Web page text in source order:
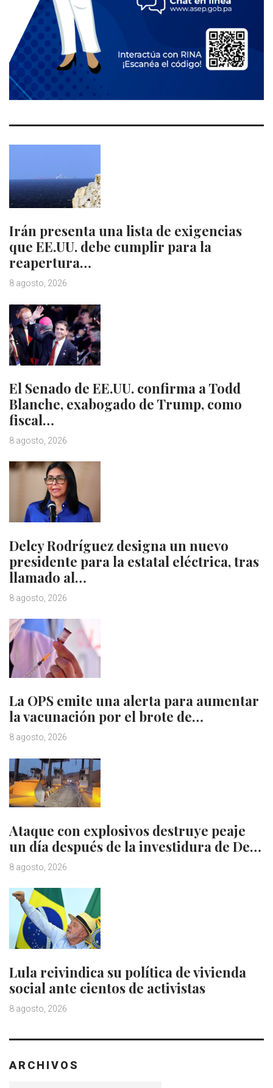
Irán presenta una lista de exigencias
que EE.UU. debe cumplir para la
reapertura…
8 agosto, 2026
El Senado de EE.UU. confirma a Todd
Blanche, exabogado de Trump, como
fiscal…
8 agosto, 2026
Delcy Rodríguez designa un nuevo
presidente para la estatal eléctrica, tras
llamado al…
8 agosto, 2026
La OPS emite una alerta para aumentar
la vacunación por el brote de…
8 agosto, 2026
Ataque con explosivos destruye peaje
un día después de la investidura de De…
8 agosto, 2026
Lula reivindica su política de vivienda
social ante cientos de activistas
8 agosto, 2026
ARCHIVOS